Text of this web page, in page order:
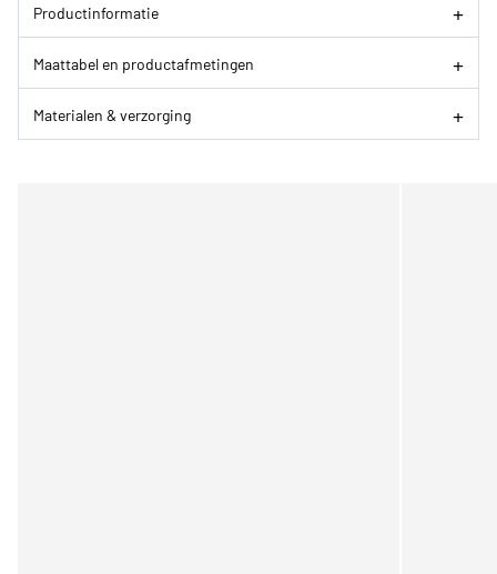
Productinformatie
Maattabel en productafmetingen
Materialen & verzorging